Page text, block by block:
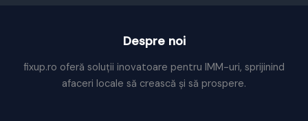
Despre noi
fixup.ro oferă soluții inovatoare pentru IMM-uri, sprijinind
afaceri locale să crească și să prospere.